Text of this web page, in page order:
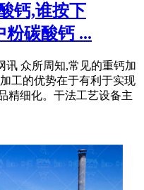
钙,谁按下
碳酸钙 ...
讯 众所周知,常见的重钙加
工的优势在于有利于实现
精细化。干法工艺设备主